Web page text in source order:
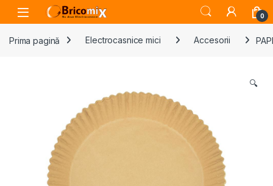
Skip to navigation
Skip to content
Open 0
Prima pagină Electrocasnice mici Accesorii
🔍